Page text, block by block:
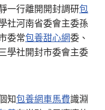
一行離開開封調研包
社河南省委會主委孫
委常包養甜心網委、
學社開封市委會主委
知包養網車馬費識淵